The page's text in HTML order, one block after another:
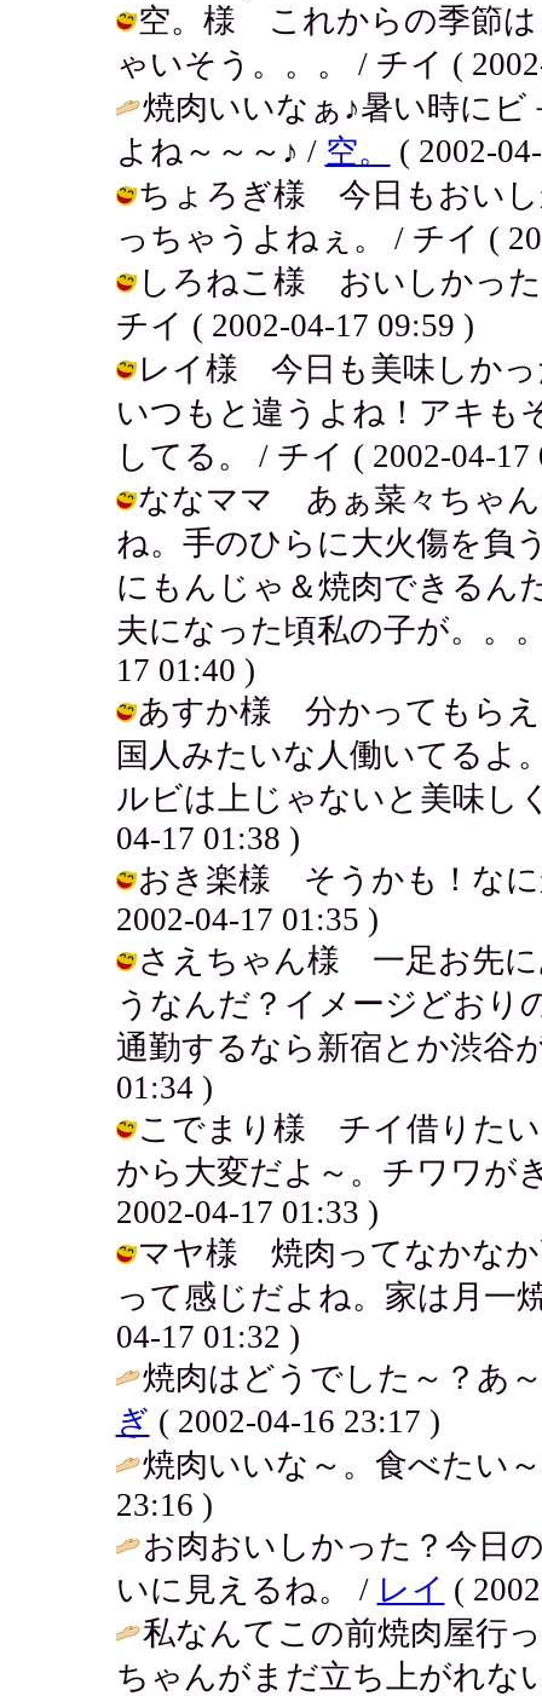
空。様 これからの季節は
ゃいそう。。。 / チイ (
焼肉いいなぁ♪暑い時に
よね～～～♪ / 空。
( 2002-
ちょろぎ様 今日もおいし
っちゃうよねぇ。 / チイ (
しろねこ様 おいしかった
チイ ( 2002-04-17 09:59 )
レイ様 今日も美味しかっ
いつもと違うよね！アキも
してる。 / チイ ( 2002-04-17
ななママ あぁ菜々ちゃん
ね。手のひらに大火傷を負
にもんじゃ＆焼肉できるん
夫になった頃私の子が。。
17 01:40 )
あすか様 分かってもらえ
国人みたいな人働いてるよ
ルビは上じゃないと美味し
04-17 01:38 )
おき楽様 そうかも！なに
2002-04-17 01:35 )
さえちゃん様 一足お先に
うなんだ？イメージどおり
通勤するなら新宿とか渋谷
01:34 )
こでまり様 チイ借りたい
から大変だよ～。チワワが
2002-04-17 01:33 )
マヤ様 焼肉ってなかなか
って感じだよね。家は月一
04-17 01:32 )
焼肉はどうでした～？あ
ぎ ( 2002-04-16 23:17 )
焼肉いいな～。食べた
23:16 )
お肉おいしかった？今日
いに見えるね。 / レイ (
私なんてこの前焼肉屋行
ちゃんがまだ立ち上がれな